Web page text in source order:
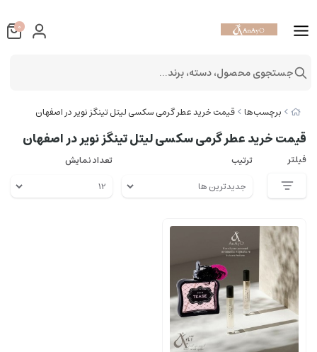
برچسب‌ها قیمت خرید عطر گرمی سکسی لیتل تینگز نویر در اصفهان
قیمت خرید عطر گرمی سکسی لیتل تینگز نویر در اصفهان
فیلتر ترتیب تعداد نمایش
0
جستجوی محصول، دسته، برند...